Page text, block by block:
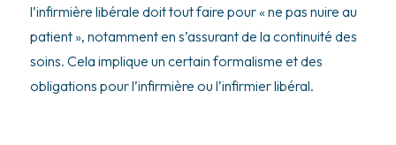
l’infirmière libérale doit tout faire pour « ne pas nuire au
patient », notamment en s’assurant de la continuité des
soins. Cela implique un certain formalisme et des
obligations pour l’infirmière ou l’infirmier libéral.